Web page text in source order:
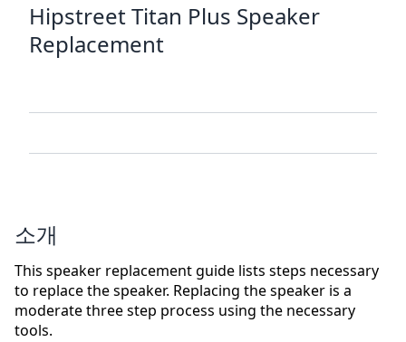
Hipstreet Titan Plus Speaker
Replacement
소개
This speaker replacement guide lists steps necessary
to replace the speaker. Replacing the speaker is a
moderate three step process using the necessary
tools.